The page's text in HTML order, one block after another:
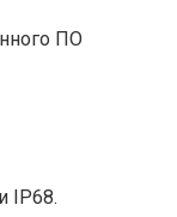
ПО
IP68.